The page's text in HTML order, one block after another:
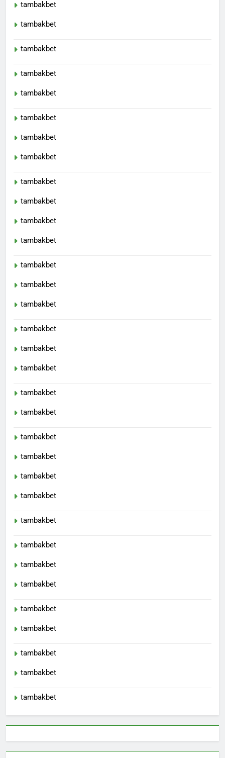
tambakbet
tambakbet
tambakbet
tambakbet
tambakbet
tambakbet
tambakbet
tambakbet
tambakbet
tambakbet
tambakbet
tambakbet
tambakbet
tambakbet
tambakbet
tambakbet
tambakbet
tambakbet
tambakbet
tambakbet
tambakbet
tambakbet
tambakbet
tambakbet
tambakbet
tambakbet
tambakbet
tambakbet
tambakbet
tambakbet
tambakbet
tambakbet
tambakbet